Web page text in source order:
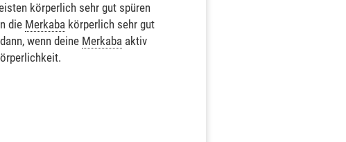
körperlich sehr gut spüren
die Merkabakörperlich sehr gut
wenn deine Merkabaaktiv